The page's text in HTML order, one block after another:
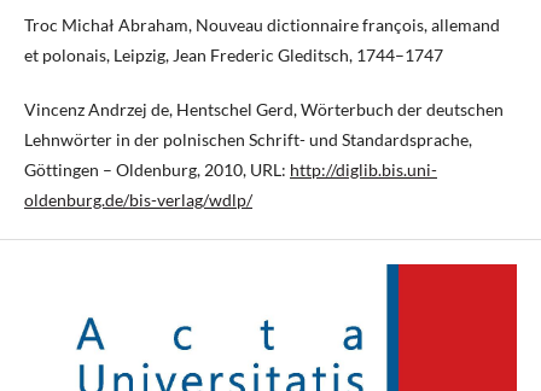
Troc Michał Abraham, Nouveau dictionnaire françois, allemand
et polonais, Leipzig, Jean Frederic Gleditsch, 1744–1747
Vincenz Andrzej de, Hentschel Gerd, Wörterbuch der deutschen
Lehnwörter in der polnischen Schrift- und Standardsprache,
Göttingen – Oldenburg, 2010, URL: http://diglib.bis.uni-
oldenburg.de/bis-verlag/wdlp/